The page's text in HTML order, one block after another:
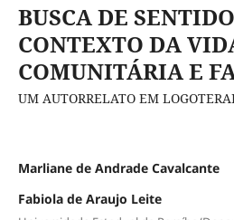
BUSCA DE
CONTEXTO DA
COMUNITÁRIA E
UM AUTORRELATO EM
Marliane de Andrade Cavalcante
Fabiola de Araujo Leite